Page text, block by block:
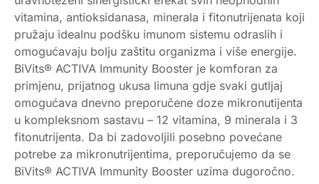
vitamina, antioksidanasa, minerala i fitonutrijenata koji
pružaju idealnu podšku imunom sistemu odraslih i
omogućavaju bolju zaštitu organizma i više energije.
BiVits® ACTIVA Immunity Booster je komforan za
primjenu, prijatnog ukusa limuna gdje svaki gutljaj
omogućava dnevno preporučene doze mikronutijenta
u kompleksnom sastavu – 12 vitamina, 9 minerala i 3
fitonutrijenta. Da bi zadovoljili posebno povećane
potrebe za mikronutrijentima, preporučujemo da se
BiVits® ACTIVA Immunity Booster uzima dugoročno.